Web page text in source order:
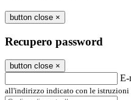
button close ×
Recupero password
button close ×
E-
all'indirizzo indicato con le istruzioni